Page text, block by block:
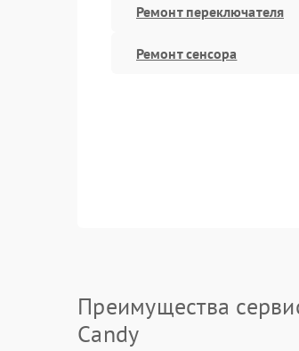
Ремонт переключателя
Ремонт сенсора
Преимущества
Candy